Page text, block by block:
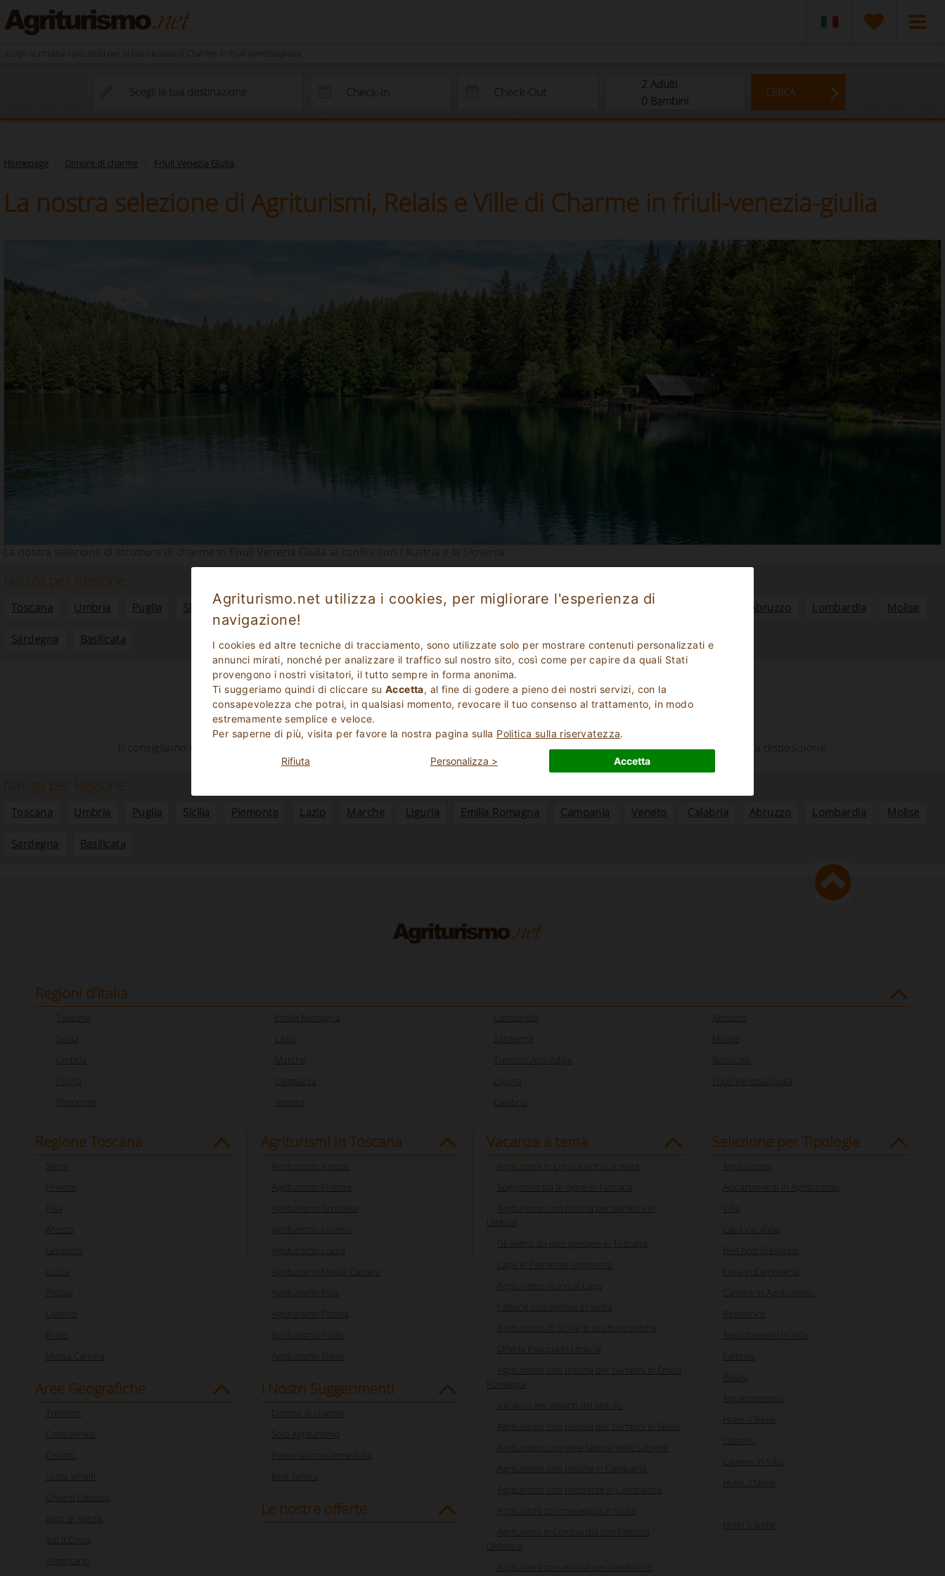
Agriturismo.net utilizza i cookies, per migliorare l'esperienza di
navigazione!
I cookies ed altre tecniche di tracciamento, sono utilizzate solo per mostrare contenuti personalizzati e
annunci mirati, nonché per analizzare il traffico sul nostro sito, così come per capire da quali Stati
provengono i nostri visitatori, il tutto sempre in forma anonima.
Ti suggeriamo quindi di cliccare su Accetta, al fine di godere a pieno dei nostri servizi, con la
consapevolezza che potrai, in qualsiasi momento, revocare il tuo consenso al trattamento, in modo
estremamente semplice e veloce.
Per saperne di più, visita per favore la nostra pagina sulla Politica sulla riservatezza.
Rifiuta Personalizza > Accetta
Scegli la struttura più bella per la tua vacanza di Charme in friuli-venezia-giulia
2 Adulti
0 Bambini
CERCA
Homepage Dimore di charme Friuli Venezia Giulia
La nostra selezione di Agriturismi, Relais e Ville di Charme in friuli-venezia-giulia
La nostra selezione di strutture di charme in Friuli Venezia Giulia ai confini con l'Austria e la Slovenia.
Naviga per Regione
Toscana Umbria Puglia Sicilia Piemonte Lazio Marche Liguria Emilia Romagna Campania Veneto Abruzzo Lombardia Molise
Sardegna Basilicata
Strutture inEvidenza
Attualmente non ci sono strutture che propongono questa tipologia di offerta
Ti consigliamo di navigare nel nostro sito per visionare le altre tipologie disponibili o per cercare tra le molte altre proposte a tua disposizione.
Naviga per Regione
Toscana Umbria Puglia Sicilia Piemonte Lazio Marche Liguria Emilia Romagna Campania Veneto Calabria Abruzzo Lombardia Molise
Sardegna Basilicata
Regioni d'Italia
Toscana
Sicilia
Umbria
Puglia
Piemonte
Emilia Romagna
Lazio
Marche
Campania
Veneto
Lombardia
Sardegna
Trentino Alto Adige
Liguria
Calabria
Abruzzo
Molise
Basilicata
Friuli Venezia Giulia
Regione Toscana
Siena
Firenze
Pisa
Arezzo
Grosseto
Lucca
Pistoia
Livorno
Prato
Massa Carrara
Aree Geografiche
Trentino
Crete senesi
Chianti
costa_amalfi
Chianti Classico
lago_di_garda
Val d'Orcia
Argentario
Agriturismi in Toscana
Agriturismo Arezzo
Agriturismo Firenze
Agriturismo Grosseto
Agriturismo Livorno
Agriturismo Lucca
Agriturismo Massa Carrara
Agriturismo Pisa
Agriturismo Pistoia
Agriturismo Prato
Agriturismo Siena
I Nostri Suggerimenti
Dimore di charme
Solo Agriturismo
Prenotazione immediata
Best Sellers
Le nostre offerte
Vacanze a tema
Agriturismi in Liguria vicino al mare
Soggiorno tra le vigne in Toscana
Agriturismo con piscina per bambini in
Umbria
Gli eventi da non perdere in Toscana
Lago in Piemonte soggiorno
Agriturismo vicino al Lago
Fattorie con animali in Sicilia
Agriturismo in Sicilia in strutture tipiche
Offerte Pasqua in Umbria
Agriturismo con piscina per bambini in Emilia
Romagna
Vacanza per amanti del tartufo
Agriturismo con piscina per bambini in Sicilia
Agriturismo con wine tasting nelle Langhe
Agriturismo con piscina in Campania
Agriturismo con ristorante in Lombardia
Agriturismi con maneggio in Sicilia
Agriturismi in Lombardia con Fattoria
Didattica
Agriturismi con animali per bambini in
Selezione per Tipologie
Agriturismo
Appartamenti In Agriturismo
Villa
Casa Vacanze
Bed And Breakfast
Casa In Campagna
Camere In Agriturismo
Residence
Appartamenti In Villa
Fattoria
Relais
Appartamento
Hotel 4 Stelle
Castello
Camere In Villa
Hotel 3 Stelle
Hotel 5 Stelle